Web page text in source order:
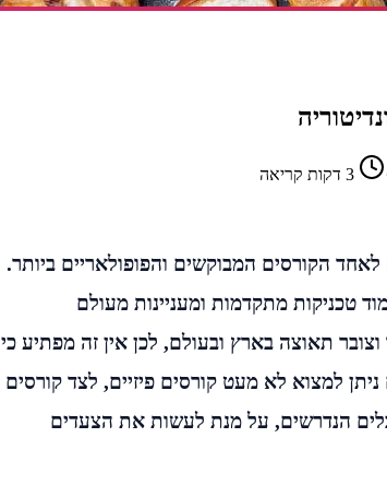
3 דקות קריאה
הקורסים המבוקשים והפופולאריים ביותר.
טכניקות מתקדמות ומעניינות מעולם
וצובר תאוצה בארץ ובעולם, לכן אין זה מפתיע כי
למצוא לא מעט קורסים פיזיים, לצד קורסים
הנדרשים, על מנת לעשות את הצעדים